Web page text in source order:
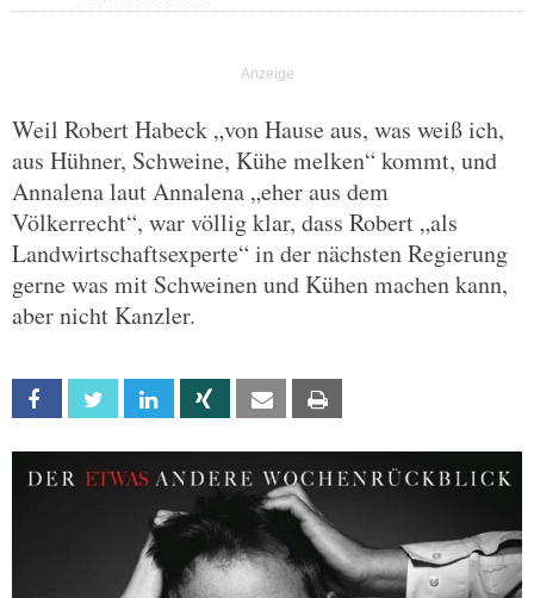
Weil Robert Habeck „von Hause aus, was weiß ich,
aus Hühner, Schweine, Kühe melken“ kommt, und
Annalena laut Annalena „eher aus dem
Völkerrecht“, war völlig klar, dass Robert „als
Landwirtschaftsexperte“ in der nächsten Regierung
gerne was mit Schweinen und Kühen machen kann,
aber nicht Kanzler.
Facebook Twitter Linkedin Xing Email